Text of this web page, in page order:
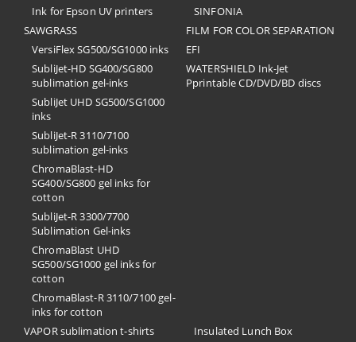
Ink for Epson UV printers
SAWGRASS
VersiFlex SG500/SG1000 inks
SubliJet-HD SG400/SG800
sublimation gel-inks
SubliJet UHD SG500/SG1000
inks
SubliJet-R 3110/7100
sublimation gel-inks
ChromaBlast-HD
SG400/SG800 gel inks for
cotton
SubliJet-R 3300/7700
Sublimation Gel-inks
ChromaBlast UHD
SG500/SG1000 gel inks for
cotton
ChromaBlast-R 3110/7100 gel-
inks for cotton
SINFONIA
FILM FOR COLOR SEPARATION
EFI
​WATERSHIELD Ink-Jet
Pprintable CD/DVD/BD discs
VAPOR sublimation t-shirts
Insulated Lunch Box